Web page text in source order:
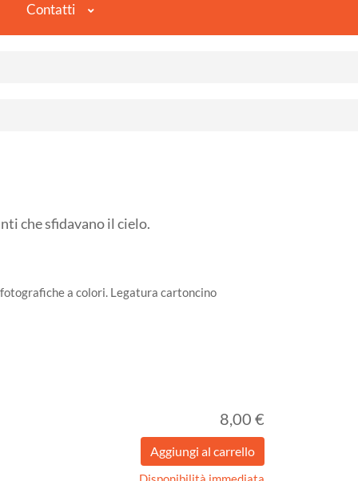
Contatti
che sfidavano il cielo.
a colori. Legatura cartoncino
8,00 €